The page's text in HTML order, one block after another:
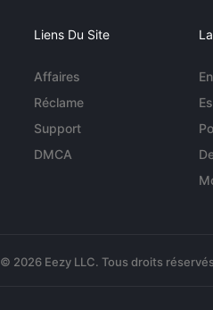
Liens Du Site
Affaires
Réclame
Support
DMCA
© 2026 Eezy LLC. Tous droits réservés